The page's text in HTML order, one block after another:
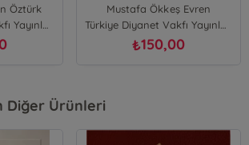
Öztürk
Türkiye Diyanet Vakfı Yayınları
Mustafa Ökkeş Evren
Türkiye Diyanet Vakfı Yayınları
₺150,00
Diğer Ürünleri